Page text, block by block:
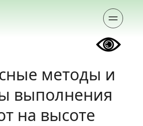
методы и
выполнения
на высоте